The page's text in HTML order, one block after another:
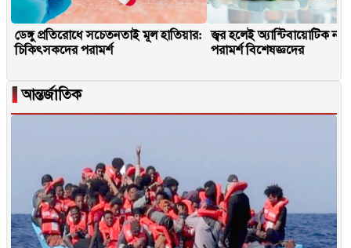
ডেঙ্গু প্রতিরোধে সচেতনতাই মূল হাতিয়ার:
চিকিৎসকদের পরামর্শ
জ্বর হলেই অ্যান্টিবায়োটিক না
পরামর্শ বিশেষজ্ঞদের
▐আন্তর্জাতিক